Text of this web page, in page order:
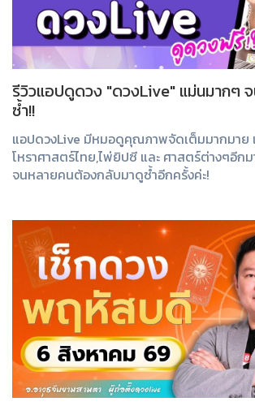
รีวิวแอปดูดวง "ดวงLive" แม่นมากๆ
ซ้ำ!!
แอปดวงLive มีหมอดูคุณภาพจัดเต็มมากมาย
โหราศาสตร์ไทย,ไพ่ยิปซี และ ศาสตร์ต่างๆอีกมากมาย แม่นมากๆ
จนหลายคนต้องกลับมาดูซ้ำอีกครั้งค่ะ!